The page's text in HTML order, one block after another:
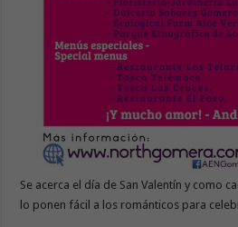
Se acerca el día de San Valentín y como
lo ponen fácil a los románticos para